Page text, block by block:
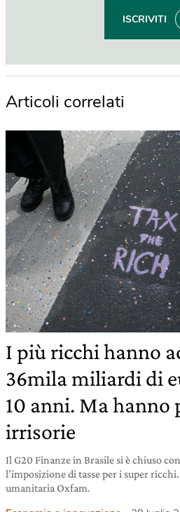
ISCRIVITI
Articoli correlati
I più ricchi hanno
36mila miliardi di
10 anni. Ma hanno
irrisorie
Il G20 Finanze in Brasile si è chiuso
l’imposizione di tasse per i super
umanitaria Oxfam.